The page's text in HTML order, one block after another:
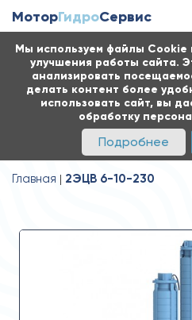
Мы используем файлы Cookie
улучшения работы сайта.
анализировать
делать контент более
использовать сайт, вы
обработку
Подробнее
МоторГидроСервис
Главная 2ЭЦВ 6-10-230